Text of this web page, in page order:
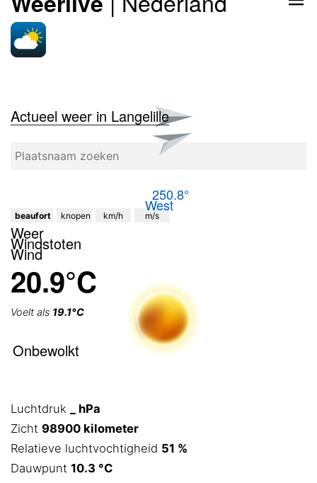
Actueel weer in Langelille
beaufort knopen km/h m/s
Wind
West
Windstoten
250.8°
Weer
20.9°C
Voelt als 19.1°C
Onbewolkt
Luchtdruk
_ hPa
Zicht 98900 kilometer
Relatieve luchtvochtigheid 51 %
Dauwpunt 10.3 °C